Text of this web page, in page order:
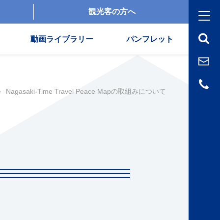
観光客の方へ
動画ライブラリー パンフレット
Nagasaki-Time Travel Peace Mapの取組みについて